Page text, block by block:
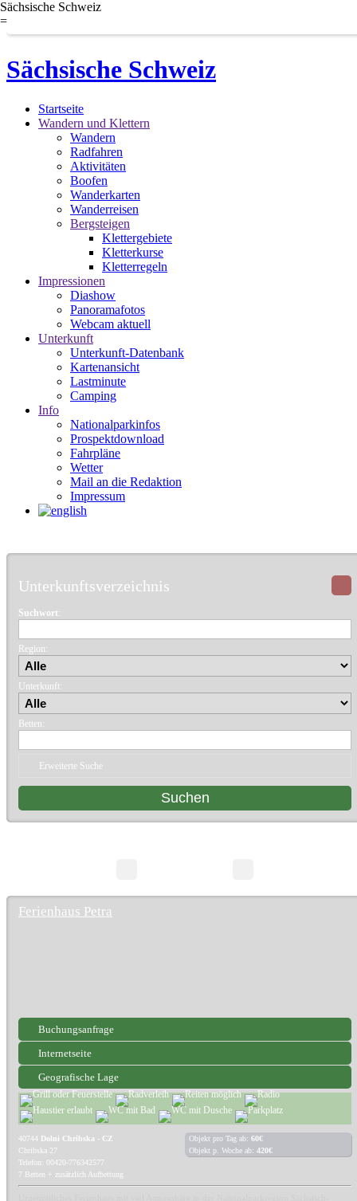
Sächsische Schweiz
=
Sächsische Schweiz
Startseite
Wandern und Klettern
Wandern
Radfahren
Aktivitäten
Boofen
Wanderkarten
Wanderreisen
Bergsteigen
Klettergebiete
Kletterkurse
Kletterregeln
Impressionen
Diashow
Panoramafotos
Webcam aktuell
Unterkunft
Unterkunft-Datenbank
Kartenansicht
Lastminute
Camping
Info
Nationalparkinfos
Prospektdownload
Fahrpläne
Wetter
Mail an die Redaktion
Impressum
Unterkunftsverzeichnis
Suchwort:
Region:
Unterkunft:
Betten:
Erweiterte Suche
Ferienhaus Petra
Buchungsanfrage
Internetseite
Geografische Lage
40744 Dolni Chribska - CZ
Chribska 27
Telefon: 00420-776342577
7 Betten + zusätzlich Aufbettung
Objekt pro Tag ab: 60€
Objekt p. Woche ab: 420€